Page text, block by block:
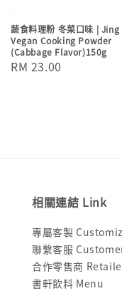
蔬食料理粉 冬菜口味 | Jing
Vegan Cooking Powder
(Cabbage Flavor)150g
Regular
RM 23.00
相關連結 Link
專屬客製
聯繫客服
合作零售商
書軒飲料 Menu